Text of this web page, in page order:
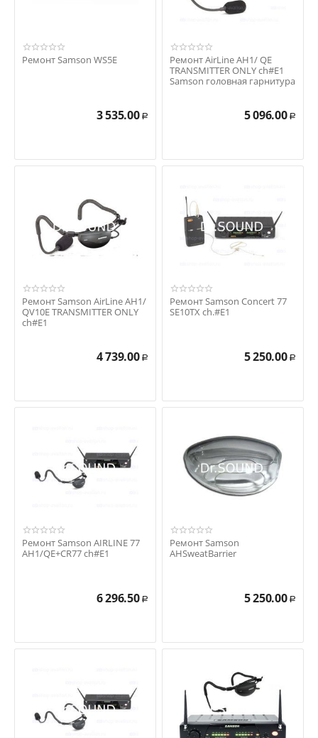
Ремонт Samson WS5E
3 535.00 Р
Ремонт AirLine AH1/ QE
TRANSMITTER ONLY ch#E1
Samson головная гарнитура
5 096.00 Р
Ремонт Samson AirLine AH1/
QV10E TRANSMITTER ONLY
ch#E1
4 739.00 Р
Ремонт Samson Concert 77
SE10TX ch.#E1
5 250.00 Р
Ремонт Samson AIRLINE 77
AH1/QE+CR77 ch#E1
6 296.50 Р
Ремонт Samson
AHSweatBarrier
5 250.00 Р